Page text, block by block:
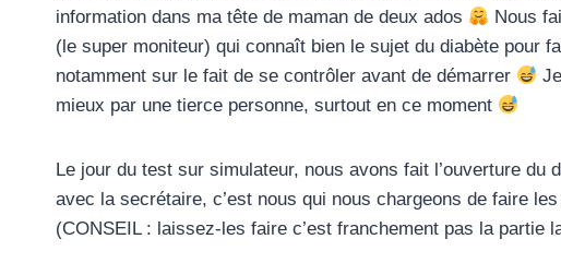
information dans ma tête de maman de deux ados
Nous
(le super moniteur) qui connaît bien le sujet du diabète pour
notamment sur le fait de se contrôler avant de démarrer
mieux par une tierce personne, surtout en ce moment
Le jour du test sur simulateur, nous avons fait l’ouverture
avec la secrétaire, c’est nous qui nous chargeons de faire
(CONSEIL : laissez-les faire c’est franchement pas la partie